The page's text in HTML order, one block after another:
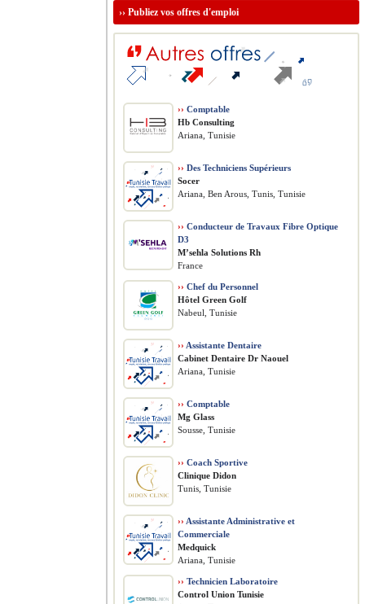
›› Publiez vos offres d'emploi
›› Comptable
Hb Consulting
Ariana, Tunisie
›› Des Techniciens Supérieurs
Socer
Ariana, Ben Arous, Tunis, Tunisie
›› Conducteur de Travaux Fibre Optique
D3
M’sehla Solutions Rh
France
›› Chef du Personnel
Hôtel Green Golf
Nabeul, Tunisie
›› Assistante Dentaire
Cabinet Dentaire Dr Naouel
Ariana, Tunisie
›› Comptable
Mg Glass
Sousse, Tunisie
›› Coach Sportive
Clinique Didon
Tunis, Tunisie
›› Assistante Administrative et
Commerciale
Medquick
Ariana, Tunisie
›› Technicien Laboratoire
Control Union Tunisie